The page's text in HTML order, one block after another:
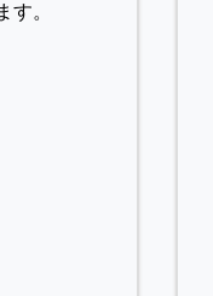
す。